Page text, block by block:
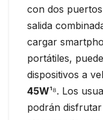
con dos
salida
cargar
portátiles,
dispositivos a
45W¹⁸. Los
podrán